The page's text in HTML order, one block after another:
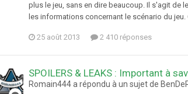
plus le jeu, sans en dire beaucoup. Il s'agit de
les informations concernant le scénario du
25 août 2013 2 410 réponses
SPOILERS & LEAKS : Important à
Romain444 a répondu à un sujet de